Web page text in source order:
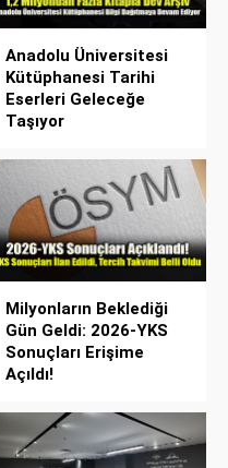
Anadolu Üniversitesi
Kütüphanesi Tarihi
Eserleri Geleceğe
Taşıyor
Milyonların Beklediği
Gün Geldi: 2026-YKS
Sonuçları Erişime
Açıldı!